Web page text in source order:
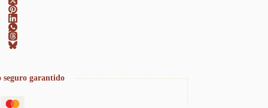
seguro garantido